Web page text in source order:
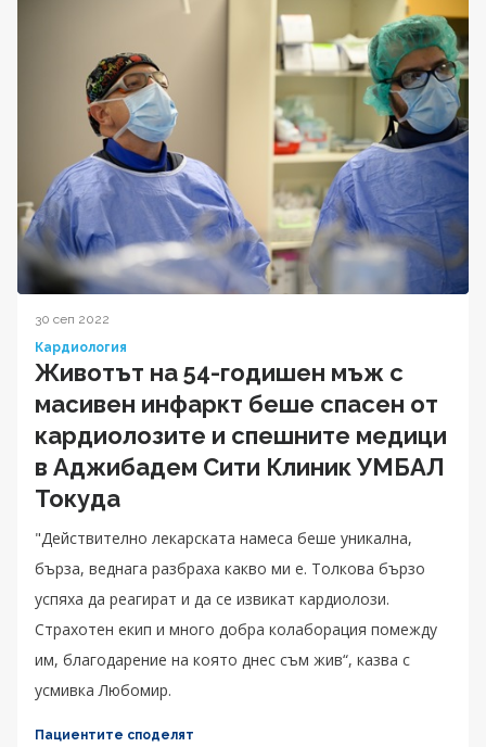
30 сеп 2022
Кардиология
Животът на 54-годишен мъж с
масивен инфаркт беше спасен от
кардиолозите и спешните медици
в Аджибадем Сити Клиник УМБАЛ
Токуда
"Действително лекарската намеса беше уникална,
бърза, веднага разбраха какво ми е. Толкова бързо
успяха да реагират и да се извикат кардиолози.
Страхотен екип и много добра колаборация помежду
им, благодарение на която днес съм жив“, казва с
усмивка Любомир.
Пациентите споделят